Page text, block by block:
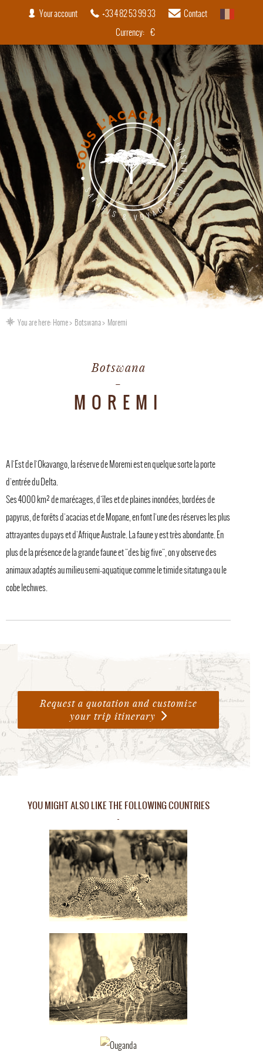
Your account +33 4 82 53 99 33 Contact
Currency: €
You are here: Home Botswana Moremi
Botswana
MOREMI
A l'Est de l'Okavango, la réserve de Moremi est en quelque sorte la porte
d'entrée du Delta.
Ses 4000 km² de marécages, d'îles et de plaines inondées, bordées de
papyrus, de forêts d'acacias et de Mopane, en font l'une des réserves les plus
attrayantes du pays et d'Afrique Australe. La faune y est très abondante. En
plus de la présence de la grande faune et "des big five", on y observe des
animaux adaptés au milieu semi-aquatique comme le timide sitatunga ou le
cobe lechwes.
Request a quotation and customize
your trip itinerary
YOU MIGHT ALSO LIKE THE FOLLOWING COUNTRIES